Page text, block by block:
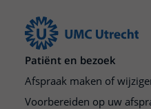
Patiënt en bezoek
Afspraak maken of
Voorbereiden op uw